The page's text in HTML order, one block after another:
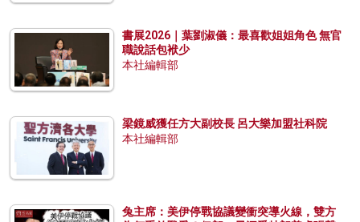
書展2026｜葉劉淑儀：最喜歡姐姐角色 無官
職說話包袱少
本社編輯部
梁鏡威獲任方大副校長 呂大樂加盟社科院
本社編輯部
兔主席：美伊停戰協議變衝突導火線，雙方